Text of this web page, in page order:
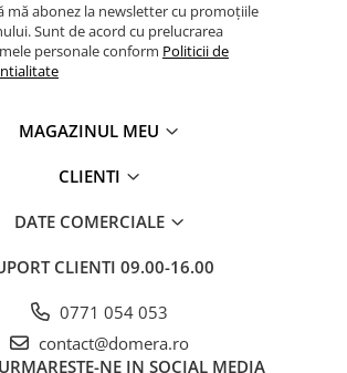
mă abonez la newsletter cu promoțiile
Sunt de acord cu prelucrarea
personale conform Politicii de
MAGAZINUL MEU
CLIENTI
DATE COMERCIALE
CLIENTI 09.00-16.00
0771 054 053
contact@domera.ro
URMARESTE-NE IN SOCIAL MEDIA